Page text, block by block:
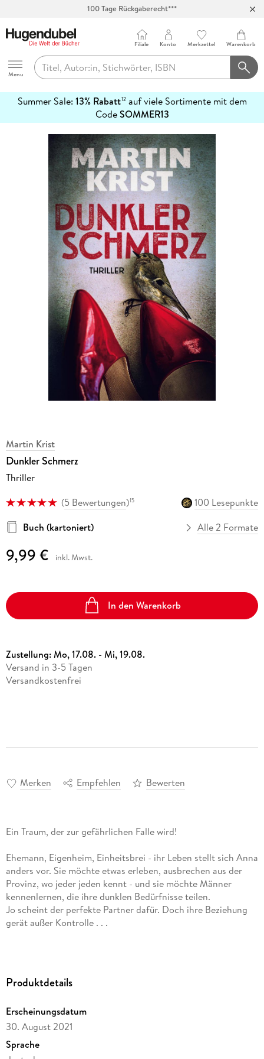
100 Tage Rückgaberecht***
Hugendubel
Menu
Filiale Konto Merkzettel Warenkorb
Summer Sale: 13% Rabatt12auf viele Sortimente mit dem
CodeSOMMER13
erfahren
Martin Krist
Dunkler Schmerz
Thriller
(5 Bewertungen)15
100 Lesepunkte
Buch (kartoniert)
Alle 2 Formate
9,99 € inkl. Mwst.
In den Warenkorb
Zustellung:Mo, 17.08. - Mi, 19.08.
Versand in 3-5 Tagen
Versandkostenfrei
Merken Empfehlen Bewerten
Ein Traum, der zur gefährlichen Falle wird!
Ehemann, Eigenheim, Einheitsbrei - ihr Leben stellt sich Anna
anders vor. Sie möchte etwas erleben, ausbrechen aus der
Provinz, wo jeder jeden kennt - und sie möchte Männer
kennenlernen, die ihre dunklen Bedürfnisse teilen.
Jo scheint der perfekte Partner dafür. Doch ihre Beziehung
gerät außer Kontrolle . . .
»Endlich ein Erotikthriller, der beides kann - spannend und
Sarah Lippasson
»Martin Krist überzeugt auch im Bereich des Erotik-Thrillers. «
Jörg Häusler, Lesbar. blog
Produktdetails
Erscheinungsdatum
30. August 2021
Sprache